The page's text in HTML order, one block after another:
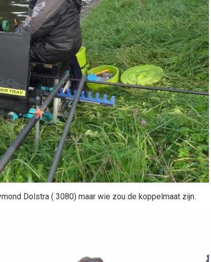
Dolstra ( 3080) maar wie zou de koppelmaat zijn.